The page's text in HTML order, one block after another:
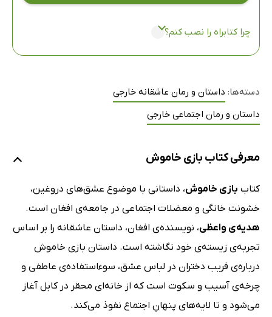
چرا کتابراه را نصب کنم؟
دسته‌ها: داستان و رمان عاشقانه خارجی
داستان و رمان اجتماعی خارجی
معرفی کتاب بازی خاموش
کتاب بازی خاموش، داستانی با موضوع عشق‌های دروغین،
خشونت خانگی و معضلات اجتماعی در جامعه‌ی افغان است.
هدیه‌ی واعظی، نویسنده‌ی افغان، داستان عاشقانه را بر اساس
تجربه‌ی زیسته‌ی خود نگاشته است. داستان بازی خاموش
درباره‌ی فریب دختران در لباس عشق، سوء‌استفاده‌ی عاطفی و
چرخه‌ی آسیب و سکوت است که از خانه‌ای محقر در کابل آغاز
می‌شود و تا لایه‌های پنهانِ اجتماع نفوذ می‌کند.